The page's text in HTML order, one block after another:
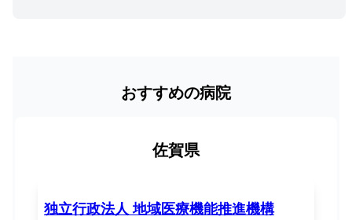
おすすめの病院
佐賀県
独立行政法人 地域医療機能推進機構